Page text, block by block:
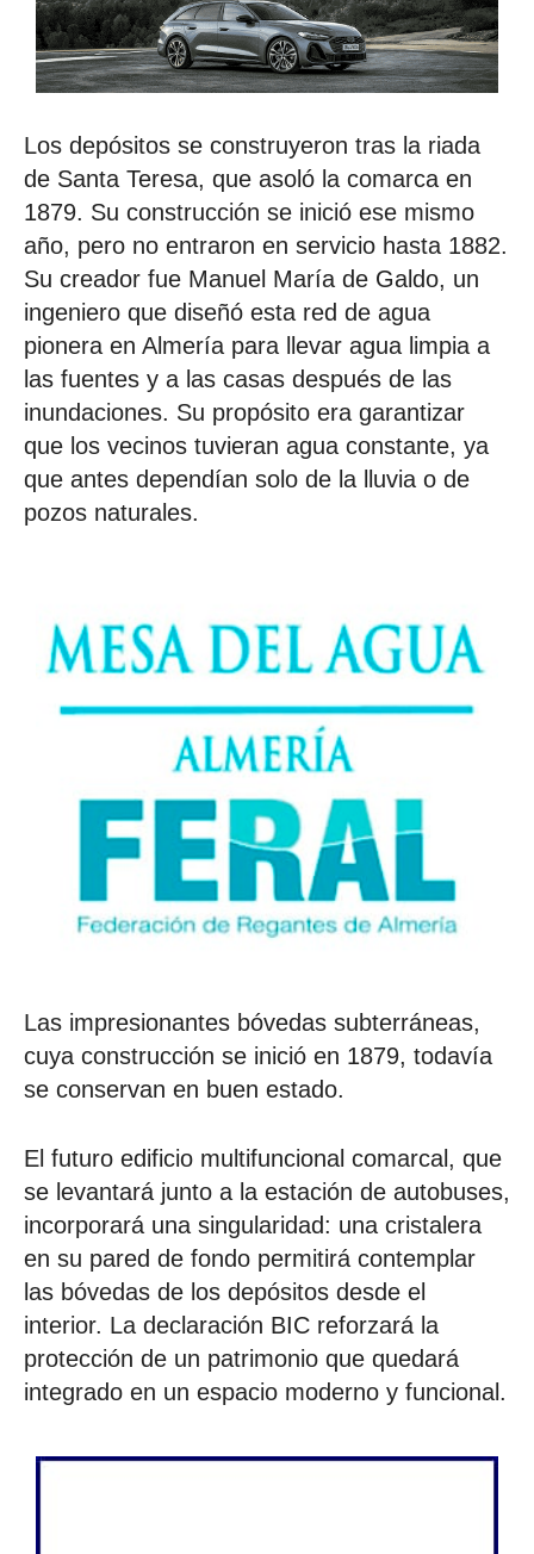
Los depósitos se construyeron tras la riada
de Santa Teresa, que asoló la comarca en
1879. Su construcción se inició ese mismo
año, pero no entraron en servicio hasta 1882.
Su creador fue Manuel María de Galdo, un
ingeniero que diseñó esta red de agua
pionera en Almería para llevar agua limpia a
las fuentes y a las casas después de las
inundaciones. Su propósito era garantizar
que los vecinos tuvieran agua constante, ya
que antes dependían solo de la lluvia o de
pozos naturales.
Las impresionantes bóvedas subterráneas,
cuya construcción se inició en 1879, todavía
se conservan en buen estado.
El futuro edificio multifuncional comarcal, que
se levantará junto a la estación de autobuses,
incorporará una singularidad: una cristalera
en su pared de fondo permitirá contemplar
las bóvedas de los depósitos desde el
interior. La declaración BIC reforzará la
protección de un patrimonio que quedará
integrado en un espacio moderno y funcional.